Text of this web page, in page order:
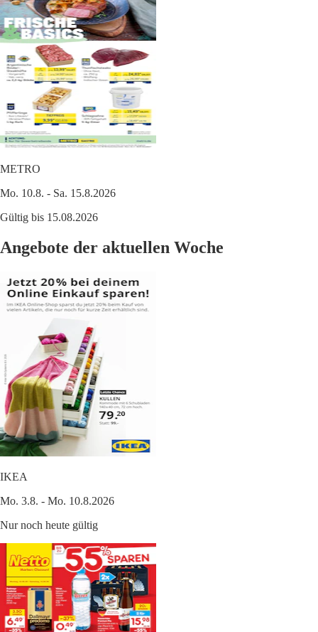
METRO
Mo. 10.8. - Sa. 15.8.2026
Gültig bis 15.08.2026
Angebote der aktuellen Woche
IKEA
Mo. 3.8. - Mo. 10.8.2026
Nur noch heute gültig